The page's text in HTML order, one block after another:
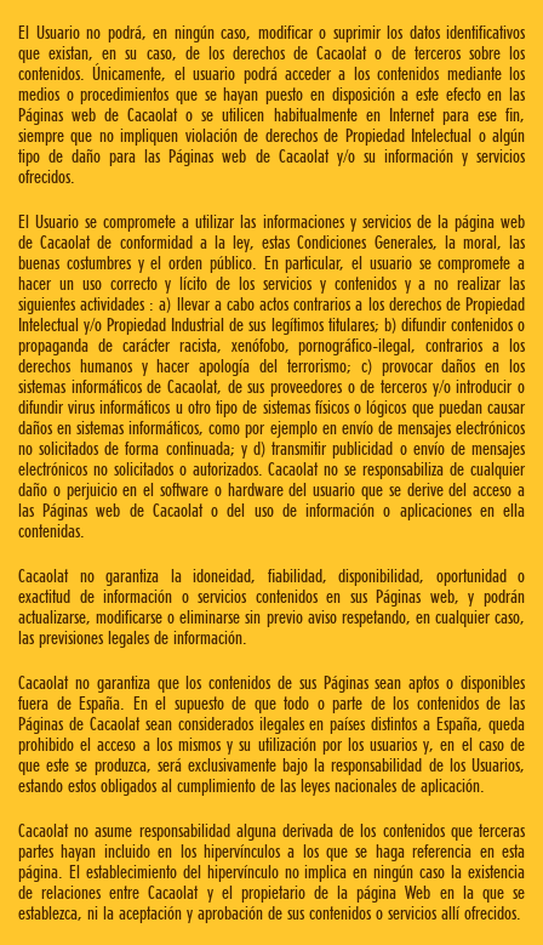
El Usuario no podrá, en ningún caso, modificar o suprimir los datos identificativos
que existan, en su caso, de los derechos de Cacaolat o de terceros sobre los
contenidos. Únicamente, el usuario podrá acceder a los contenidos mediante los
medios o procedimientos que se hayan puesto en disposición a este efecto en las
Páginas web de Cacaolat o se utilicen habitualmente en Internet para ese fin,
siempre que no impliquen violación de derechos de Propiedad Intelectual o algún
tipo de daño para las Páginas web de Cacaolat y/o su información y servicios
ofrecidos.
El Usuario se compromete a utilizar las informaciones y servicios de la página web
de Cacaolat de conformidad a la ley, estas Condiciones Generales, la moral, las
buenas costumbres y el orden público. En particular, el usuario se compromete a
hacer un uso correcto y lícito de los servicios y contenidos y a no realizar las
siguientes actividades : a) llevar a cabo actos contrarios a los derechos de Propiedad
Intelectual y/o Propiedad Industrial de sus legítimos titulares; b) difundir contenidos o
propaganda de carácter racista, xenófobo, pornográfico-ilegal, contrarios a los
derechos humanos y hacer apología del terrorismo; c) provocar daños en los
sistemas informáticos de Cacaolat, de sus proveedores o de terceros y/o introducir o
difundir virus informáticos u otro tipo de sistemas físicos o lógicos que puedan causar
daños en sistemas informáticos, como por ejemplo en envío de mensajes electrónicos
no solicitados de forma continuada; y d) transmitir publicidad o envío de mensajes
electrónicos no solicitados o autorizados. Cacaolat no se responsabiliza de cualquier
daño o perjuicio en el software o hardware del usuario que se derive del acceso a
las Páginas web de Cacaolat o del uso de información o aplicaciones en ella
contenidas.
Cacaolat no garantiza la idoneidad, fiabilidad, disponibilidad, oportunidad o
exactitud de información o servicios contenidos en sus Páginas web, y podrán
actualizarse, modificarse o eliminarse sin previo aviso respetando, en cualquier caso,
las previsiones legales de información.
Cacaolat no garantiza que los contenidos de sus Páginas sean aptos o disponibles
fuera de España. En el supuesto de que todo o parte de los contenidos de las
Páginas de Cacaolat sean considerados ilegales en países distintos a España, queda
prohibido el acceso a los mismos y su utilización por los usuarios y, en el caso de
que este se produzca, será exclusivamente bajo la responsabilidad de los Usuarios,
estando estos obligados al cumplimiento de las leyes nacionales de aplicación.
Cacaolat no asume responsabilidad alguna derivada de los contenidos que terceras
partes hayan incluido en los hipervínculos a los que se haga referencia en esta
página. El establecimiento del hipervínculo no implica en ningún caso la existencia
de relaciones entre Cacaolat y el propietario de la página Web en la que se
establezca, ni la aceptación y aprobación de sus contenidos o servicios allí ofrecidos.